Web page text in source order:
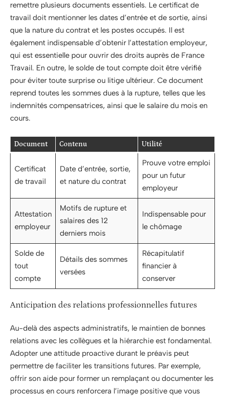
remettre plusieurs documents essentiels. Le certificat de
travail doit mentionner les dates d’entrée et de sortie, ainsi
que la nature du contrat et les postes occupés. Il est
également indispensable d’obtenir l’attestation employeur,
qui est essentielle pour ouvrir des droits auprès de France
Travail. En outre, le solde de tout compte doit être vérifié
pour éviter toute surprise ou litige ultérieur. Ce document
reprend toutes les sommes dues à la rupture, telles que les
indemnités compensatrices, ainsi que le salaire du mois en
cours.
Document Contenu Utilité
Certificat
de travail
Date d’entrée, sortie,
et nature du contrat
Prouve votre emploi
pour un futur
employeur
Attestation
employeur
Motifs de rupture et
salaires des 12
derniers mois
Indispensable pour
le chômage
Solde de
tout
compte
Détails des sommes
versées
Récapitulatif
financier à
conserver
Anticipation des relations professionnelles futures
Au-delà des aspects administratifs, le maintien de bonnes
relations avec les collègues et la hiérarchie est fondamental.
Adopter une attitude proactive durant le préavis peut
permettre de faciliter les transitions futures. Par exemple,
offrir son aide pour former un remplaçant ou documenter les
processus en cours renforcera l’image positive que vous